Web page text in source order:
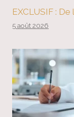
EXCLUSIF : De
5 août 2026